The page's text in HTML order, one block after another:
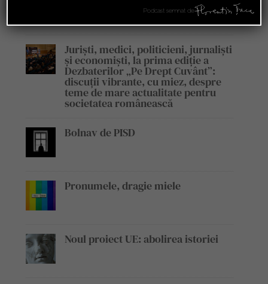
emisiunii „Legile Afacerilor”
Juriști, medici, politicieni, jurnaliști
și economiști, la prima ediție a
Dezbaterilor „Pe Drept Cuvânt”:
discuții vibrante, cu miez, despre
teme de mare actualitate pentru
societatea românească
Bolnav de PISD
Pronumele, dragie miele
Noul proiect UE: abolirea istoriei
Podcast semnat de